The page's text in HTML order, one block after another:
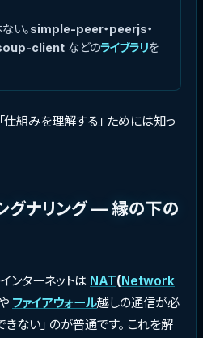
い。simple-peer・peerjs・
client などのライブラリを
仕組みを理解する」 ためには知っ
グナリング — 縁の下の
ンターネットは NAT(Network
ファイアウォール越しの通信が必
きない」 のが普通です。 これを解